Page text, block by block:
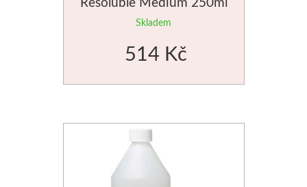
Malířská plátna
Štětce
Skladem
514 Kč